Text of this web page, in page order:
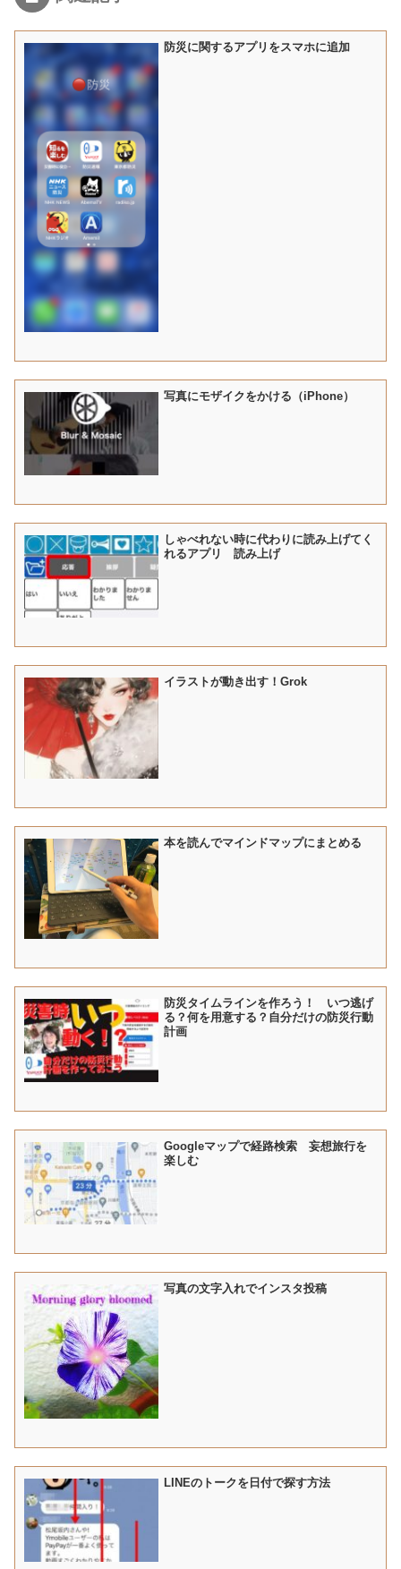
防災に関するアプリをスマホに追加
写真にモザイクをかける（iPhone）
しゃべれない時に代わりに読み上げてく
れるアプリ 読み上げ
イラストが動き出す！Grok
本を読んでマインドマップにまとめる
防災タイムラインを作ろう！ いつ逃げ
る？何を用意する？自分だけの防災行動
計画
Googleマップで経路検索 妄想旅行を
楽しむ
写真の文字入れでインスタ投稿
LINEのトークを日付で探す方法